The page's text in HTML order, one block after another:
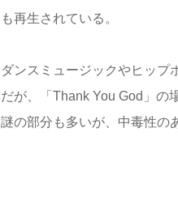
も再生されている。
ダンスミュージックやヒップ
だが、「Thank You God」の
謎の部分も多いが、中毒性の